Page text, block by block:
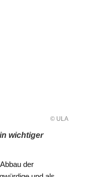
© ULA
wichtiger
der